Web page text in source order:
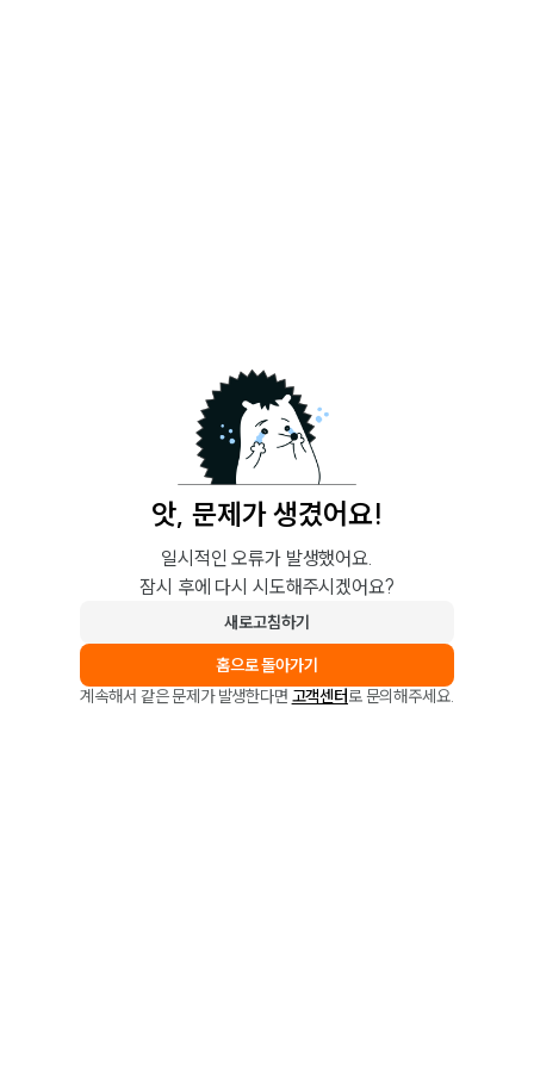
앗, 문제가 생겼어요!
일시적인 오류가 발생했어요.
잠시 후에 다시 시도해주시겠어요?
새로고침하기
홈으로 돌아가기
계속해서 같은 문제가 발생한다면 고객센터로 문의해주세요.